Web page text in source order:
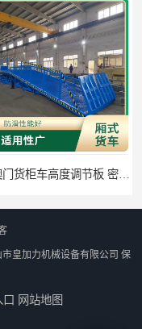
市皇加力机械设备有限公司 保
网站地图